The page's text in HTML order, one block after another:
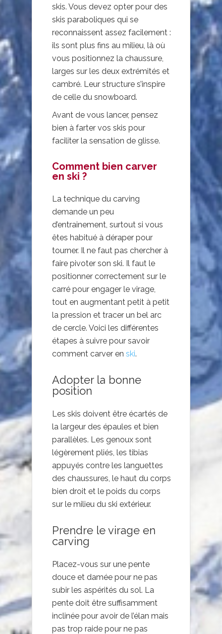
skis. Vous devez opter pour des
skis paraboliques qui se
reconnaissent assez facilement :
ils sont plus fins au milieu, là où
vous positionnez la chaussure,
larges sur les deux extrémités et
cambré. Leur structure s’inspire
de celle du snowboard.
Avant de vous lancer, pensez
bien à farter vos skis pour
faciliter la sensation de glisse.
Comment bien carver
en ski ?
La technique du carving
demande un peu
d’entrainement, surtout si vous
êtes habitué à déraper pour
tourner. Il ne faut pas chercher à
faire pivoter son ski. Il faut le
positionner correctement sur le
carré pour engager le virage,
tout en augmentant petit à petit
la pression et tracer un bel arc
de cercle. Voici les différentes
étapes à suivre pour savoir
comment carver en ski.
Adopter la bonne
position
Les skis doivent être écartés de
la largeur des épaules et bien
parallèles. Les genoux sont
légèrement pliés, les tibias
appuyés contre les languettes
des chaussures, le haut du corps
bien droit et le poids du corps
sur le milieu du ski extérieur.
Prendre le virage en
carving
Placez-vous sur une pente
douce et damée pour ne pas
subir les aspérités du sol. La
pente doit être suffisamment
inclinée pour avoir de l’élan mais
pas trop raide pour ne pas